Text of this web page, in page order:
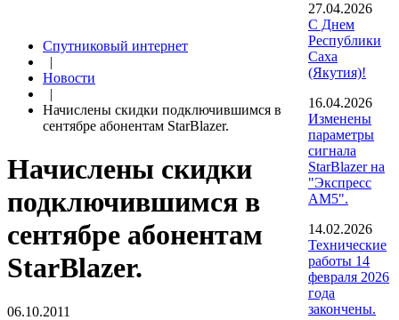
Спутниковый интернет
|
Новости
|
Начислены скидки подключившимся в
сентябре абонентам StarBlazer.
Начислены скидки
подключившимся в
сентябре абонентам
StarBlazer.
06.10.2011
27.04.2026
С Днем
Республики
Саха
(Якутия)!
16.04.2026
Изменены
параметры
сигнала
StarBlazer на
"Экспресс
АМ5".
14.02.2026
Технические
работы 14
февраля 2026
года
закончены.